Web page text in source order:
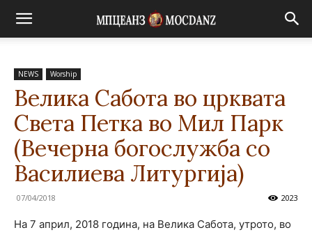
NEWS Worship
Велика Сабота во црквата
Света Петка во Мил Парк
(Вечерна богослужба со
Василиева Литургија)
07/04/2018 2023
На 7 април, 2018 година, на Велика Сабота, утрото, во